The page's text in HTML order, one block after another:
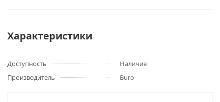
Характеристики
Доступность
Наличие
Производитель
Buro